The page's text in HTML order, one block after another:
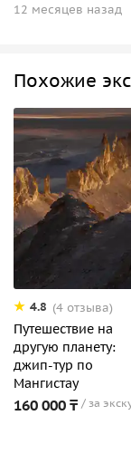
12 месяцев назад
Похожие
4.8 (4 отзыва)
Путешествие на
другую планету:
джип-тур по
Мангистау
160 000 ₸ за